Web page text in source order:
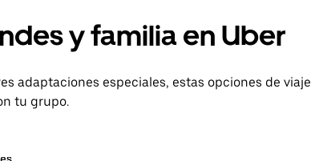
y familia en Uber
adaptaciones especiales, estas opciones de viaje
tu grupo.